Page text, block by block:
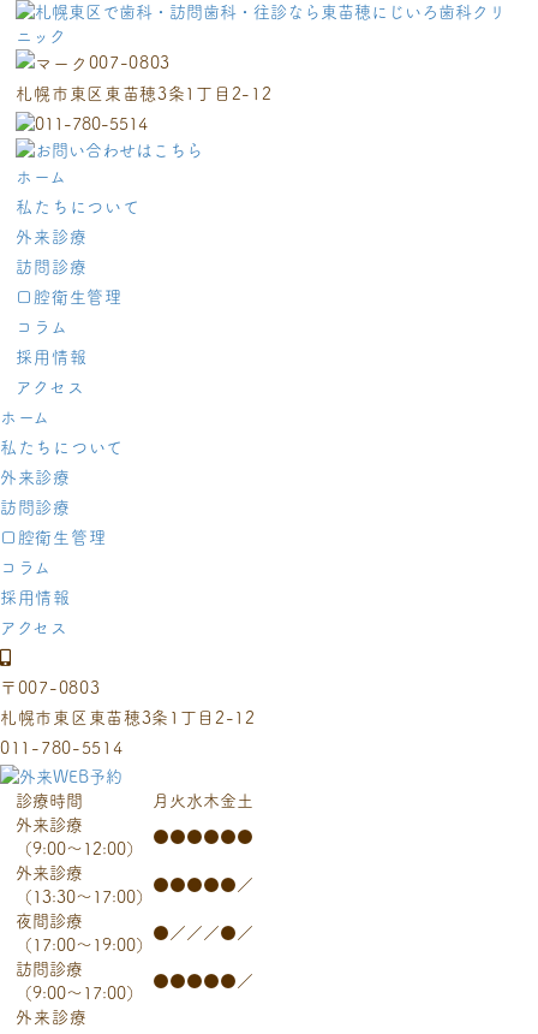
007-0803
札幌市東区東苗穂3条1丁目2-12
ホーム
私たちについて
外来診療
訪問診療
口腔衛生管理
コラム
採用情報
アクセス
ホーム
私たちについて
外来診療
訪問診療
口腔衛生管理
コラム
採用情報
アクセス
〒007-0803
札幌市東区東苗穂3条1丁目2-12
011-780-5514
診療時間 月 火 水 木金 土
外来診療
（9:00～12:00）
●●●●●●
外来診療
（13:30～17:00）
●●●●● ／
夜間診療
（17:00～19:00）
● ／ ／ ／● ／
訪問診療
（9:00～17:00）
●●●●● ／
外来診療